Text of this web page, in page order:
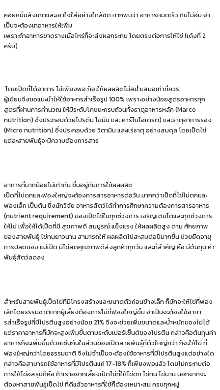
คอยหมั่นสังเกตและเอาใจใส่อย่างใกล้ชิด หากพบว่า อาหารหมดเร็ว กินไม่อิ่ม จํา
เป็นจะต้องเทอาหารให้เพิ่ม
เพราะถ้าอาหารขาดรางเมื่อไหร่ก็จะส่งผลกระทบ โดยตรงต่อการให้ไข่ (เด้งที่ 2
ครับ)
โดยเป็ดที่ได้อาหาร ไม่เพียงพอ ก็จะให้ผลผลิตไม่สม่ําเสมอเท่าที่ควร
ผู้เขียนจึงขอแนะนําให้ใช้อาหารสําเร็จรูป 100% เพราะอย่างน้อยสูตรอาหารทุก
สูตรที่ผ่านการคํานวณ ให้มีระดับโภชนะครบถ้วนทั้งธาตุอาหารหลัก (Marco
nutrition) ซึ่งประกอบด้วยโปรตีน ไขมัน และ คาร์โบไฮเดรต) และธาตุอาหารรอง
(Micro nutrition) ซึ่งประกอบด้วย วิตามิน และแร่ธาตุ อย่างสมดุล โดยเป็ดไข่
แต่ละสายพันธุ์จะมีความต้องการสาร
อาหารที่มากน้อยไม่เท่ากัน ขึ้นอยู่กับการให้ผลผลิต
เป็ดที่ไข่ดกและฟองใหญ่จะต้องการสารอาหารต่อวัน มากกว่าเป็ดที่ไข่ไม่ตกและ
ฟองเล็ก เป็นต้น ซึ่งนักวิจัย อาหารสัตว์ได้ทําการศึกษาความต้องการสารอาหาร
(nutrient requirement) ของเป็ดไข่ในทุกช่วงการ เจริญเติบโตและทุกช่วงการ
ให้ไข่ เพื่อให้ได้เป็ดที่มี สุขภาพดี สมบูรณ์ แข็งแรง ให้ผลผลิตสูง ตาม ศักยภาพ
ของสายพันธุ์ ไข่ทนยาวนาน สามารถให้ ผลผลิตไข่สะสมต่อปีมากขึ้น ช่วยยืดอายุ
การปลดของ แม่เป็ด มีไข่สดคุณภาพดีส่งลูกค้าทุกวัน และที่สําคัญ คือ มีต้นทุน ค่า
พันธุ์สัตว์ลดลง
สําหรับสายพันธุ์เป็ดไข่ที่มีโครงสร้างและขนาดตัวค่อนข้างเล็ก ก็มักจะให้ไข่ที่ฟอง
เล็กโดยธรรมชาติหากผู้เลี้ยงต้องการไข่ที่ฟองใหญ่ขึ้น จําเป็นจะต้องใช้อาหา
รสําเร็จรูปที่มีโปรตีนสูงอย่างน้อย 21% จึงจะช่วยเพิ่มขนาดและน้ําหนักของไข่ได้
แต่ราคาอาหารก็มักจะสูงเพิ่มขึ้นตามระดับเปอร์เซ็นต์ของโปรตีน กล่าวคือต้นทุนค่า
อาหารก็จะเพิ่มขึ้นด้วยเช่นกันในส่วนของเป็ดสายพันธุ์ที่ตัวใหญ่กว่า ก็จะให้ไข่ ที่
ฟองใหญ่กว่าโดยธรรมชาติ จึงไม่จําเป็นจะต้องใช้อาหารที่มีโปรตีนสูงแต่อย่างใด
กล่าวคือสามารถใช้อาหารที่มีโปรตีนแค่ 17-18% ก็เพียงพอแล้ว โดยไม่กระทบต่อ
การให้ไข่อสรุปก็คือ ถ้าเราอยากเลี้ยงเป็ดไข่ที่ให้ไข่ดก ไข่ทน ไข่นาน นอกจากจะ
ต้องหาสายพันธุ์เป็ดไข่ ที่ดีแล้วอาหารที่ใช้ก็ต้องเหมาะสม ครบทุกหมู่